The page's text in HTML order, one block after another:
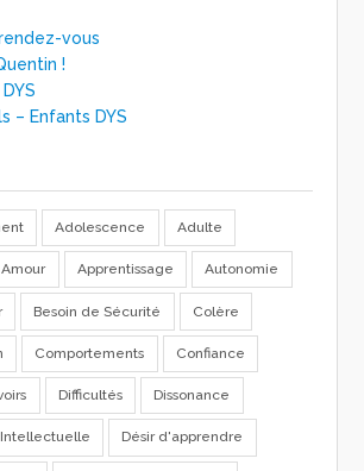
vous
!
– Enfants DYS
Adolescence Adulte
Amour Apprentissage Autonomie
Besoin de Sécurité Colère
Comportements Confiance
Difficultés Dissonance
Désir d'apprendre